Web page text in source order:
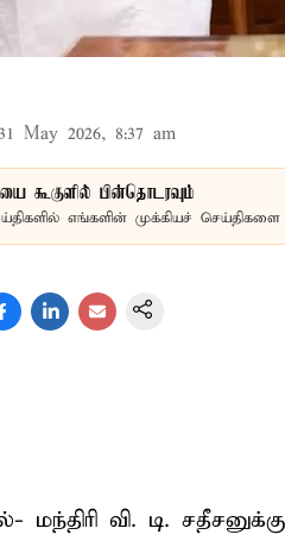
May 2026, 8:37 am
கூகுளில் பின்தொடரவும்
எங்களின் முக்கியச்
மந்திரி வி. டி.